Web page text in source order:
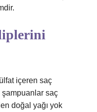
içeren saç
şampuanlar saç
doğal yağı yok